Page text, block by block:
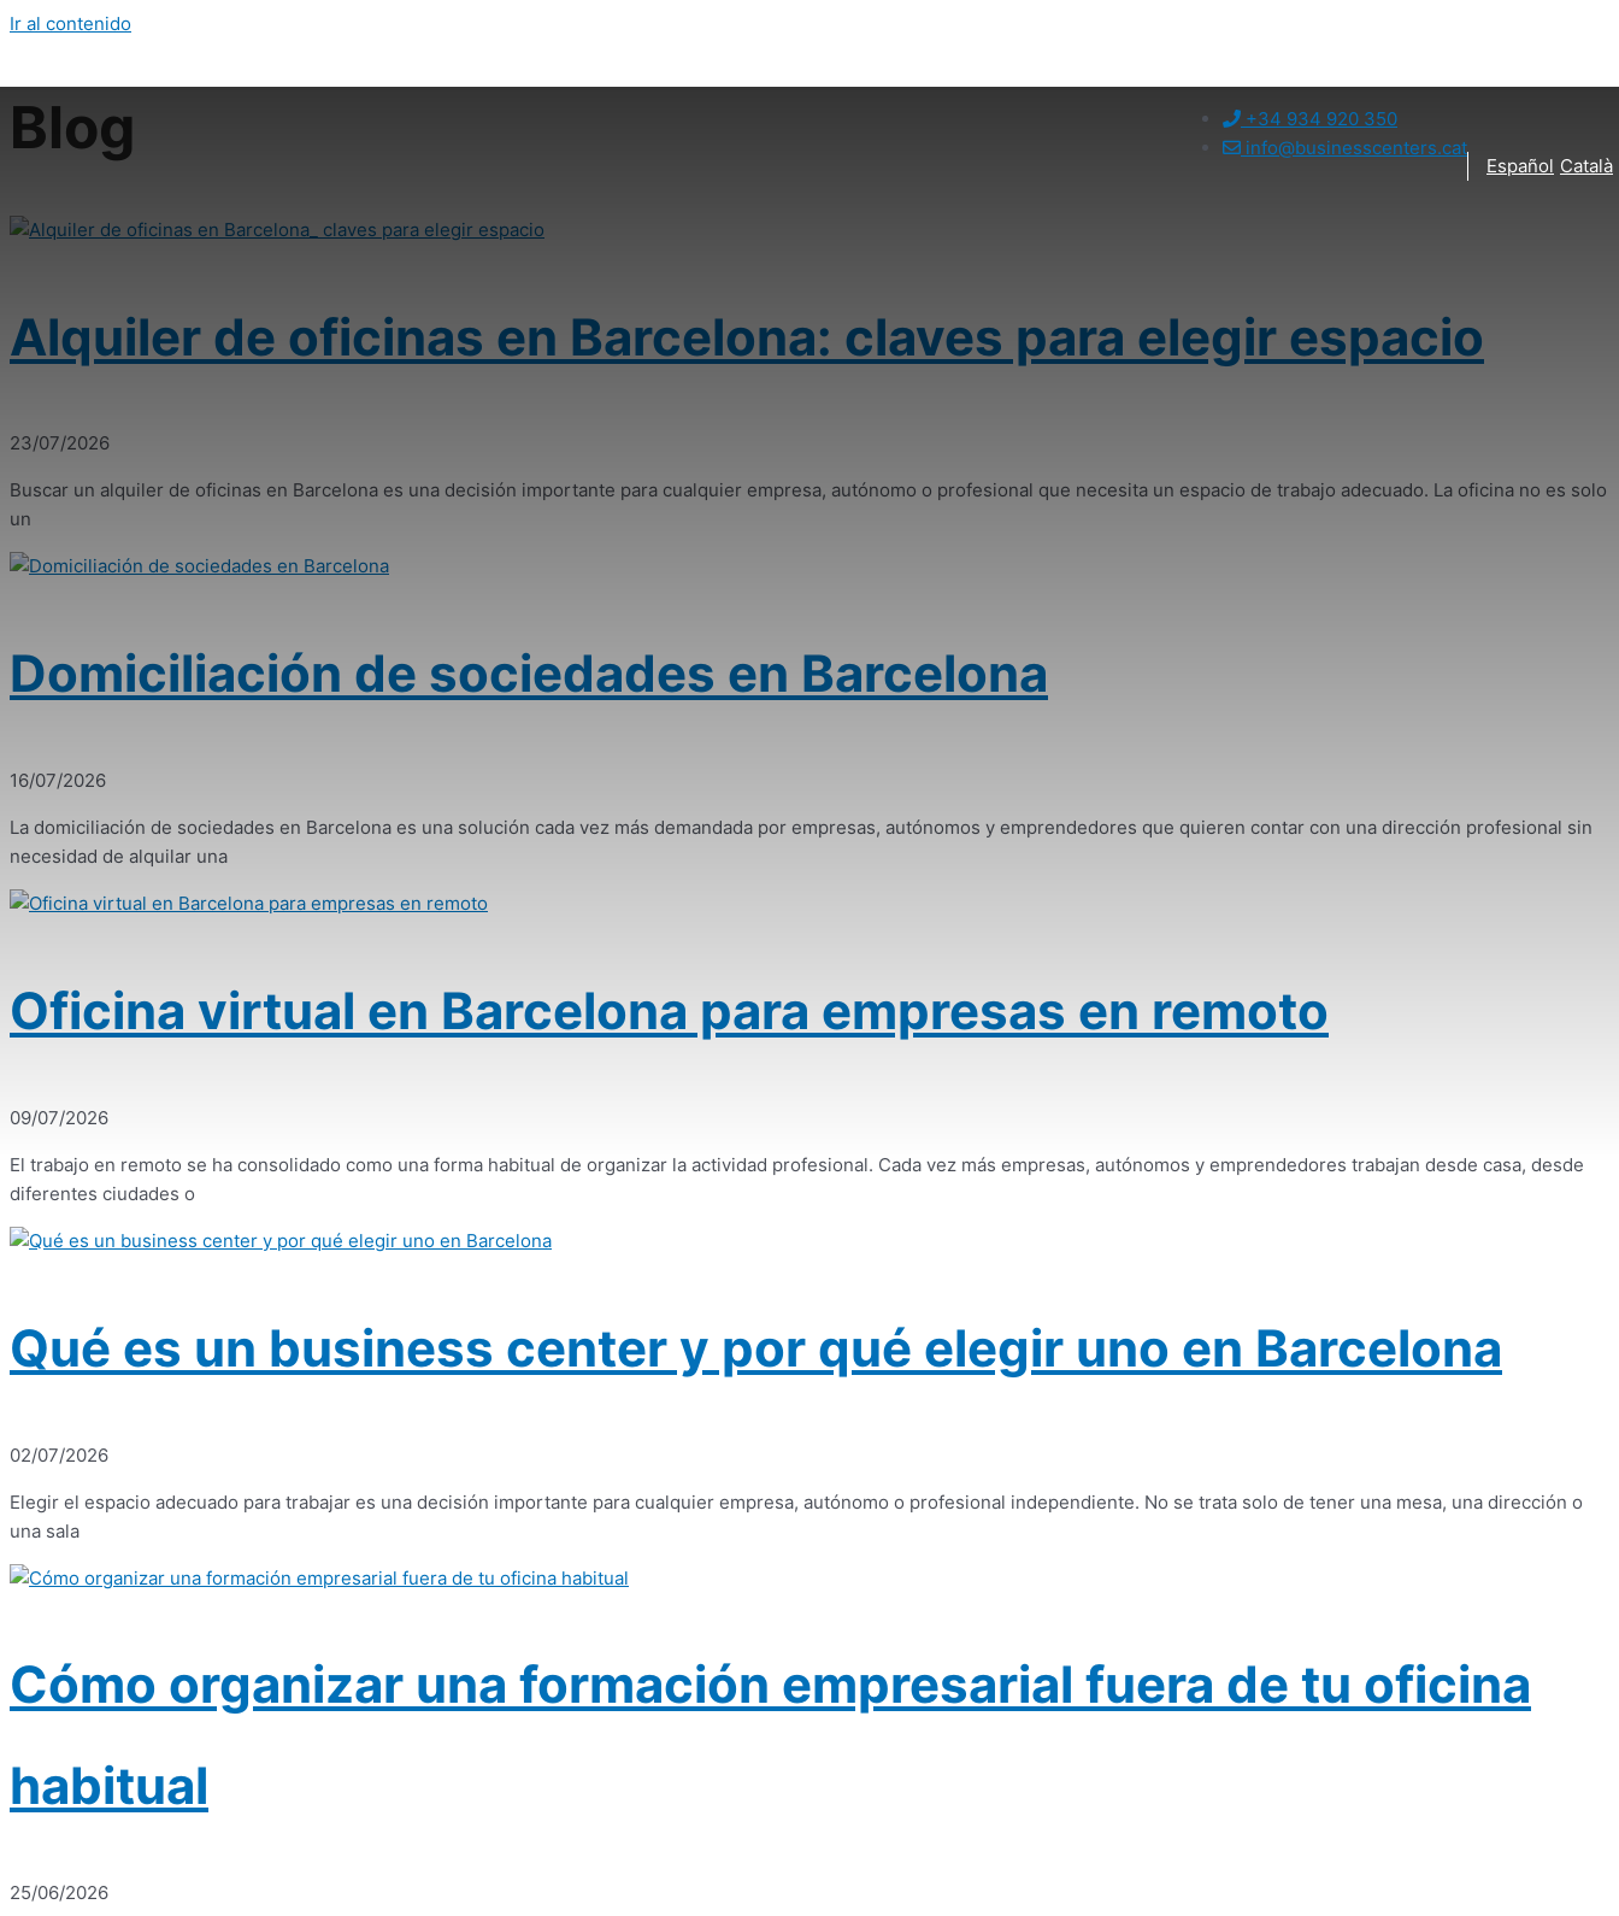
Ir al contenido
+34 934 920 350
info@businesscenters.cat
Español Català
Blog
Alquiler de oficinas en Barcelona: claves para elegir espacio
23/07/2026
Buscar un alquiler de oficinas en Barcelona es una decisión importante para cualquier empresa, autónomo o profesional que necesita un espacio de trabajo adecuado. La oficina no es solo
un
Domiciliación de sociedades en Barcelona
16/07/2026
La domiciliación de sociedades en Barcelona es una solución cada vez más demandada por empresas, autónomos y emprendedores que quieren contar con una dirección profesional sin
necesidad de alquilar una
Oficina virtual en Barcelona para empresas en remoto
09/07/2026
El trabajo en remoto se ha consolidado como una forma habitual de organizar la actividad profesional. Cada vez más empresas, autónomos y emprendedores trabajan desde casa, desde
diferentes ciudades o
Qué es un business center y por qué elegir uno en Barcelona
02/07/2026
Elegir el espacio adecuado para trabajar es una decisión importante para cualquier empresa, autónomo o profesional independiente. No se trata solo de tener una mesa, una dirección o
una sala
Cómo organizar una formación empresarial fuera de tu oficina
habitual
25/06/2026